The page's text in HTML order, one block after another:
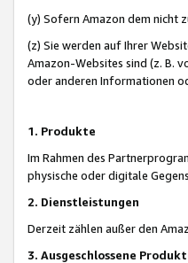
(y) Sofern Amazon dem nicht
(z) Sie werden auf Ihrer
Amazon-Websites sind (z. B.
oder anderen Informationen
1. Produkte
Im Rahmen des
physische oder digitale
2. Dienstleistungen
Derzeit zählen außer den
3. Ausgeschlossene